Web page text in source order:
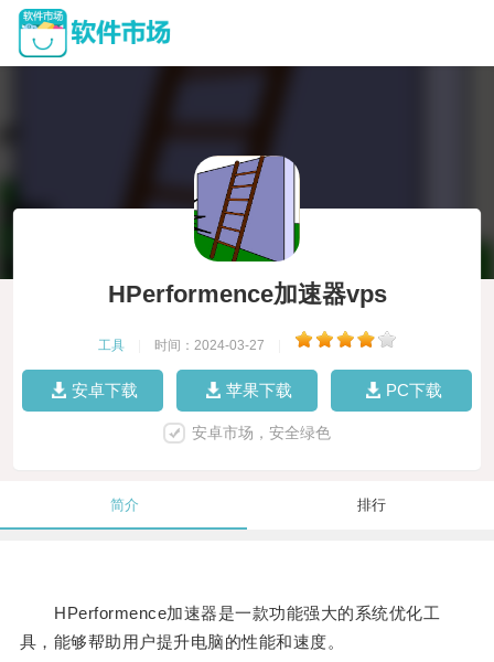
HPerformence加速器vps
工具 时间：2024-03-27
安卓下载 苹果下载 PC下载
安卓市场，安全绿色
简介 排行
HPerformence加速器是一款功能强大的系统优化工
具，能够帮助用户提升电脑的性能和速度。